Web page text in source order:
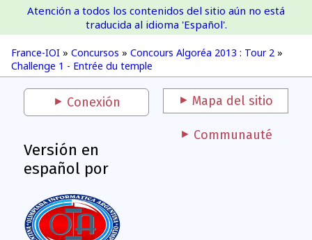
France-IOI
France-IOI » Concursos » Concours Algoréa 2013 : Tour 2 »
Challenge 1 - Entrée du temple
Atención a todos los contenidos del sitio aún no está
traducida al idioma 'Español'.
Conexión Mapa del sitio
Versión en
español por
Communauté